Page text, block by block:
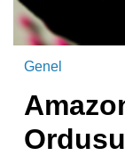
Genel